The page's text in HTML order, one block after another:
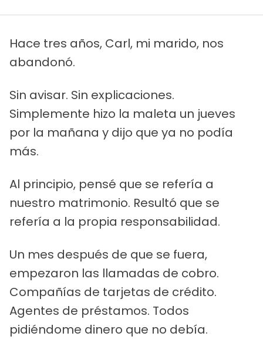
Hace tres años, Carl, mi marido, nos
abandonó.
Sin avisar. Sin explicaciones.
Simplemente hizo la maleta un jueves
por la mañana y dijo que ya no podía
más.
Al principio, pensé que se refería a
nuestro matrimonio. Resultó que se
refería a la propia responsabilidad.
Un mes después de que se fuera,
empezaron las llamadas de cobro.
Compañías de tarjetas de crédito.
Agentes de préstamos. Todos
pidiéndome dinero que no debía.